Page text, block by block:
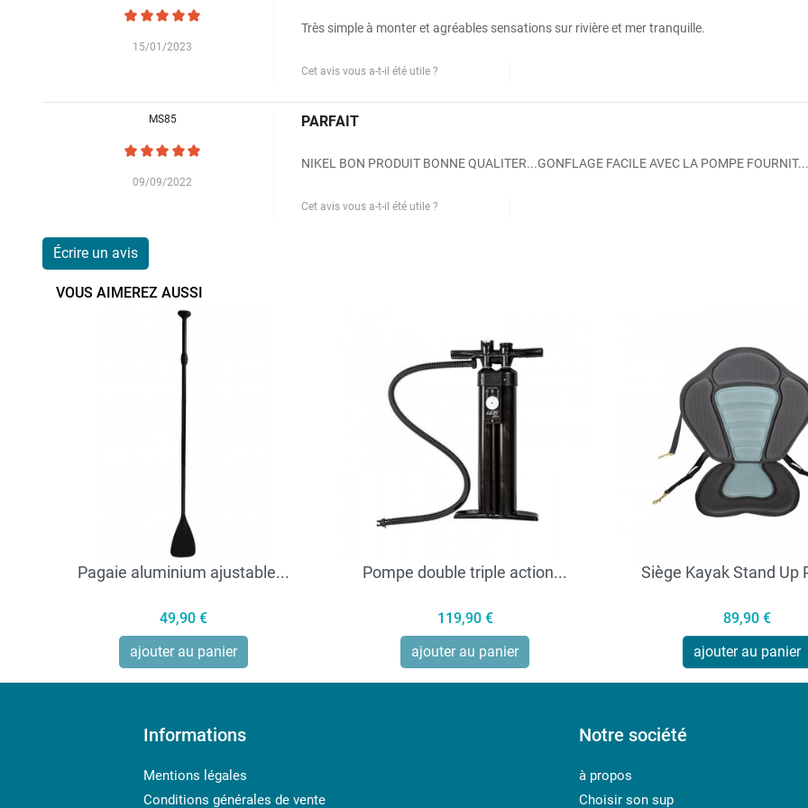
15/01/2023
Très simple à monter et agréables sensations sur rivière et mer tranquille.
Cet avis vous a-t-il été utile ?
MS85
09/09/2022
PARFAIT
NIKEL BON PRODUIT BONNE QUALITER...GONFLAGE FACILE AVEC LA POMPE FOURNIT...
Cet avis vous a-t-il été utile ?
Écrire un avis
VOUS AIMEREZ AUSSI
Pagaie aluminium ajustable...
Prix
49,90 €
ajouter au panier
Pompe double triple action...
Prix
119,90 €
ajouter au panier
Siège Kayak Stand Up
Prix
89,90 €
ajouter au panier
Informations
Mentions légales
Conditions générales de vente
Notre société
à propos
Choisir son sup